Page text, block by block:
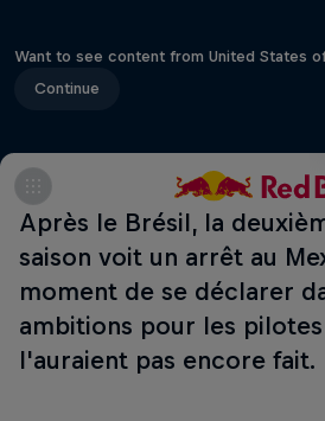
Want to see content from United States
Continue
Après le Brésil, la
saison voit un arrêt au
moment de se déclarer
ambitions pour les
l'auraient pas encore fait.